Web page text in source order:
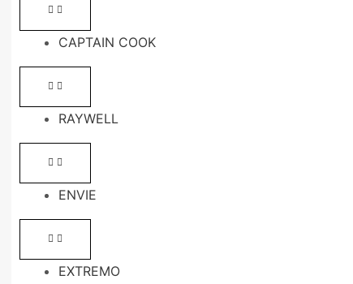
CAPTAIN COOK
RAYWELL
ENVIE
EXTREMO